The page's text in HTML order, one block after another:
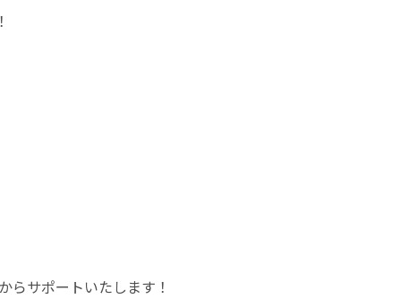
らサポートいたします！